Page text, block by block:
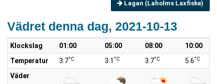
Lagan (Laholms Laxfiske)
Vädret denna dag, 2021-10-13
Klockslag 01:00 05:00 08:00
10:00
Temperatur
3.7°C 3.1 °C 3.7°C 5.6°C
Väder